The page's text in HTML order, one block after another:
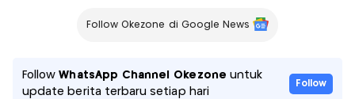
Follow Okezone di Google News
FollowWhatsApp Channel Okezone untuk
update berita terbaru setiap hari
Follow